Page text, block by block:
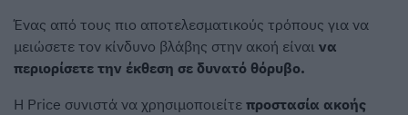
Ένας από τους πιο αποτελεσματικούς τρόπους για να
μειώσετε τον κίνδυνο βλάβης στην ακοή είναι να
περιορίσετε την έκθεση σε δυνατό θόρυβο.
Η Price συνιστά να χρησιμοποιείτε προστασία ακοής